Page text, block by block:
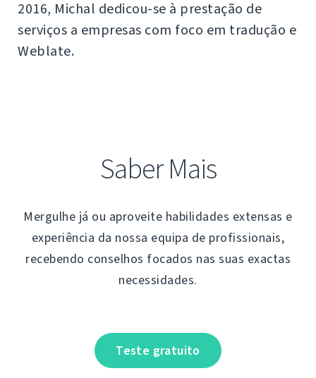
2016, Michal dedicou-se à prestação de
serviços a empresas com foco em tradução e
Weblate.
Saber Mais
Mergulhe já ou aproveite habilidades extensas e
experiência da nossa equipa de profissionais,
recebendo conselhos focados nas suas exactas
necessidades.
Teste gratuito